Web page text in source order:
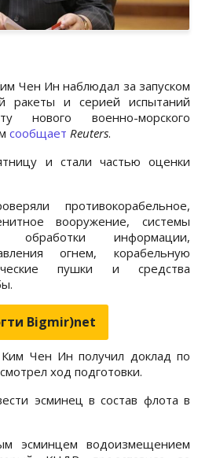
Чен Ин наблюдал за запуском
ракеты и серией испытаний
нового военно-морского
сообщает Reuters.
и стали частью оценки
противокорабельное,
вооружение, системы
обработки информации,
огнем, корабельную
пушки и средства
Bigmir)net
Чен Ин получил доклад по
ход подготовки.
эсминец в состав флота в
эсминцем водоизмещением